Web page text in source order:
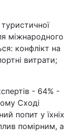
міжнародного
конфлікт на
витрати;
- 64% -
Сході
попит у їхніх
помірним, а